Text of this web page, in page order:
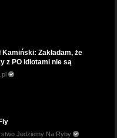
Kamiński: Zakładam, że
z PO idiotami nie są
Jedziemy Na Ryby